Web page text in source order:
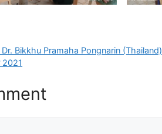
Bikkhu Pramaha Pongnarin (Thailand)
2021